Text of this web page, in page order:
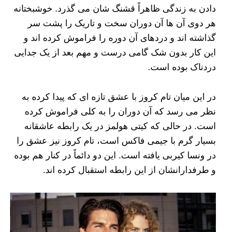
دادن به زندگی ظاهراً قشنگ شان می گذرد. خوشبختانه
هر دوی آن ها آن دوران سخت و تاریک را پشت سر
گذاشته اند و دردهای آن دوره را فراموش کرده اند و
این کار بدون شک گامی درست و مهم بعد از یک جدایی
دردناک بوده است.
در این میان تام کروز با عشق تازه ای که پیدا کرده به
نظر می رسد که آن دوران را به کلی فراموش کرده
است. در حالی که کیتی هولمز در یک رابطه عاشقانه
بسیار گرم با جیمی فاکس است، تام کروز نیز عشق را
در ونسا کیربی یافته است. این دو دائماً در کنار هم بوده
و طرفدارانشان از این رابطه استقبال کرده اند.